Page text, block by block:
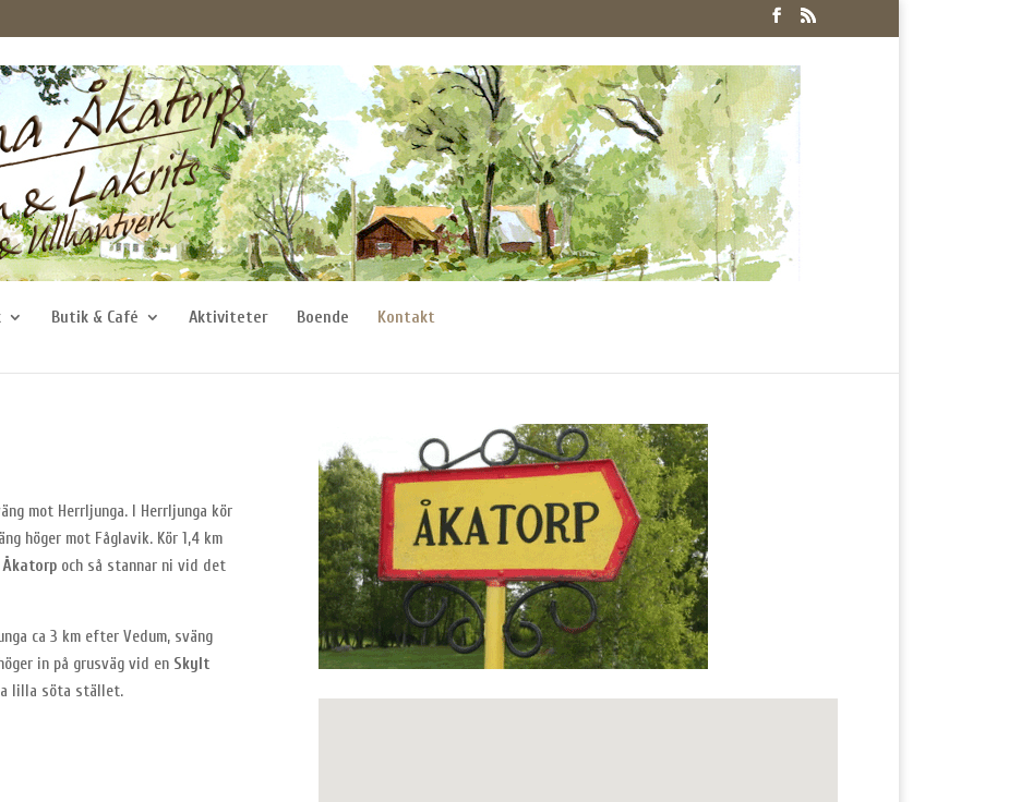
Butik & Café Aktiviteter Boende Kontakt
mot Herrljunga. I Herrljunga kör
höger mot Fåglavik. Kör 1,4 km
och så stannar ni vid det
ca 3 km efter Vedum, sväng
in på grusväg vid en Skylt
lilla söta stället.